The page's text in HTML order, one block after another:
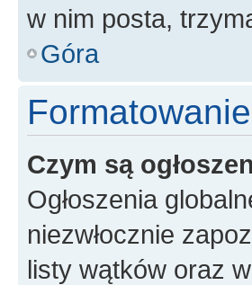
w nim posta,
Góra
Czym są
Ogłoszenia
niezwłocznie
listy wątków oraz